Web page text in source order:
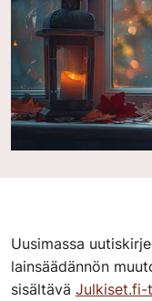
Uusimassa
lainsäädännön
sisältävä Julkiset.fi-